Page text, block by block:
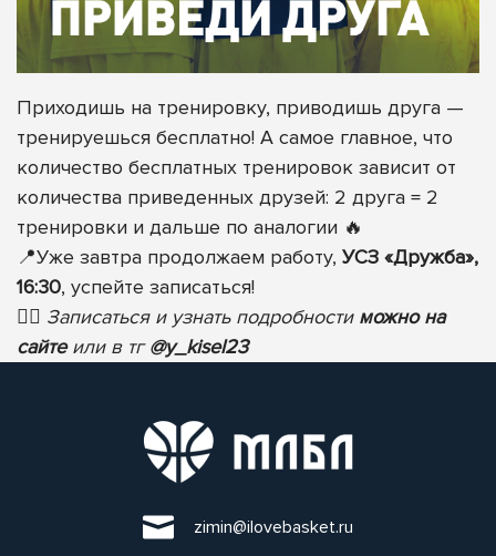
Приходишь на тренировку, приводишь друга —
тренируешься бесплатно! А самое главное, что
количество бесплатных тренировок зависит от
количества приведенных друзей: 2 друга = 2
тренировки и дальше по аналогии 🔥
📍Уже завтра продолжаем работу, УСЗ «Дружба»,
16:30, успейте записаться!
✍🏻 Записаться и узнать подробности можно на
сайте или в тг@y_kisel23
zimin@ilovebasket.ru